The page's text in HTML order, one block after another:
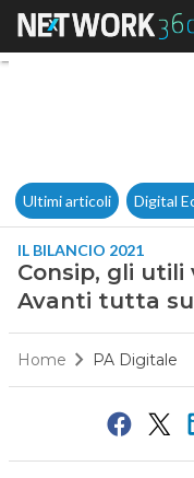
Ultimi articoli Digital
IL BILANCIO 2021
Consip, gli utili
Avanti tutta
Home PA Digitale